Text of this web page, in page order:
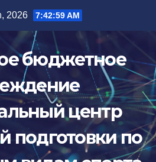
2026 7:43:00 AM
бюджетное
центр
подготовки по